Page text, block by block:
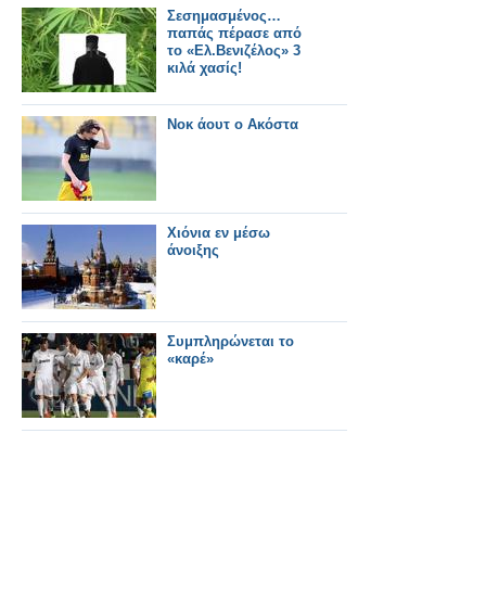
Σεσημασμένος…
παπάς πέρασε από
το «Ελ.Βενιζέλος» 3
κιλά χασίς!
Νοκ άουτ ο Ακόστα
Χιόνια εν μέσω
άνοιξης
Συμπληρώνεται το
«καρέ»